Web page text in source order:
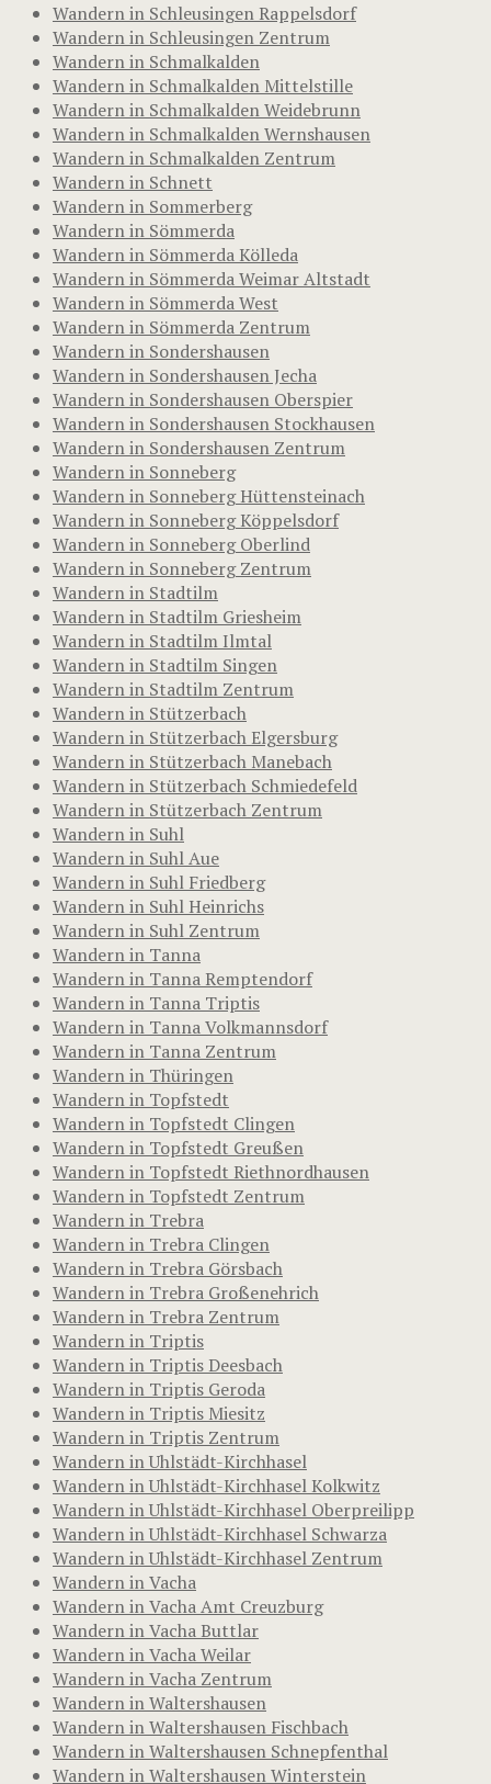
Wandern in Schleusingen Rappelsdorf
Wandern in Schleusingen Zentrum
Wandern in Schmalkalden
Wandern in Schmalkalden Mittelstille
Wandern in Schmalkalden Weidebrunn
Wandern in Schmalkalden Wernshausen
Wandern in Schmalkalden Zentrum
Wandern in Schnett
Wandern in Sommerberg
Wandern in Sömmerda
Wandern in Sömmerda Kölleda
Wandern in Sömmerda Weimar Altstadt
Wandern in Sömmerda West
Wandern in Sömmerda Zentrum
Wandern in Sondershausen
Wandern in Sondershausen Jecha
Wandern in Sondershausen Oberspier
Wandern in Sondershausen Stockhausen
Wandern in Sondershausen Zentrum
Wandern in Sonneberg
Wandern in Sonneberg Hüttensteinach
Wandern in Sonneberg Köppelsdorf
Wandern in Sonneberg Oberlind
Wandern in Sonneberg Zentrum
Wandern in Stadtilm
Wandern in Stadtilm Griesheim
Wandern in Stadtilm Ilmtal
Wandern in Stadtilm Singen
Wandern in Stadtilm Zentrum
Wandern in Stützerbach
Wandern in Stützerbach Elgersburg
Wandern in Stützerbach Manebach
Wandern in Stützerbach Schmiedefeld
Wandern in Stützerbach Zentrum
Wandern in Suhl
Wandern in Suhl Aue
Wandern in Suhl Friedberg
Wandern in Suhl Heinrichs
Wandern in Suhl Zentrum
Wandern in Tanna
Wandern in Tanna Remptendorf
Wandern in Tanna Triptis
Wandern in Tanna Volkmannsdorf
Wandern in Tanna Zentrum
Wandern in Thüringen
Wandern in Topfstedt
Wandern in Topfstedt Clingen
Wandern in Topfstedt Greußen
Wandern in Topfstedt Riethnordhausen
Wandern in Topfstedt Zentrum
Wandern in Trebra
Wandern in Trebra Clingen
Wandern in Trebra Görsbach
Wandern in Trebra Großenehrich
Wandern in Trebra Zentrum
Wandern in Triptis
Wandern in Triptis Deesbach
Wandern in Triptis Geroda
Wandern in Triptis Miesitz
Wandern in Triptis Zentrum
Wandern in Uhlstädt-Kirchhasel
Wandern in Uhlstädt-Kirchhasel Kolkwitz
Wandern in Uhlstädt-Kirchhasel Oberpreilipp
Wandern in Uhlstädt-Kirchhasel Schwarza
Wandern in Uhlstädt-Kirchhasel Zentrum
Wandern in Vacha
Wandern in Vacha Amt Creuzburg
Wandern in Vacha Buttlar
Wandern in Vacha Weilar
Wandern in Vacha Zentrum
Wandern in Waltershausen
Wandern in Waltershausen Fischbach
Wandern in Waltershausen Schnepfenthal
Wandern in Waltershausen Winterstein